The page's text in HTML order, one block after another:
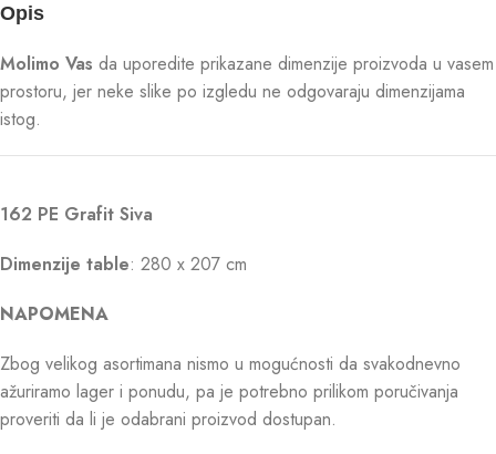
Opis
Molimo Vas da uporedite prikazane dimenzije proizvoda u vasem
prostoru, jer neke slike po izgledu ne odgovaraju dimenzijama
istog.
162 PE Grafit Siva
Dimenzije table: 280 x 207 cm
NAPOMENA
Zbog velikog asortimana nismo u mogućnosti da svakodnevno
ažuriramo lager i ponudu, pa je potrebno prilikom poručivanja
proveriti da li je odabrani proizvod dostupan.